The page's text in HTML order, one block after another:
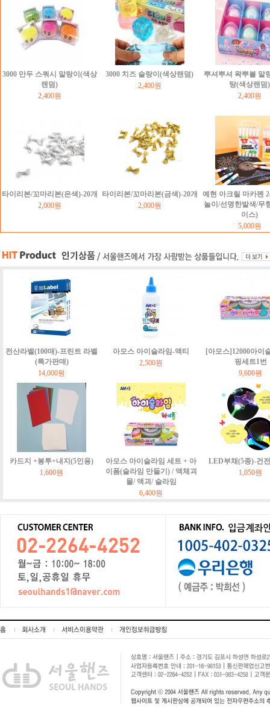
3000 만두 스쿼시 말랑이(색상
랜덤)
2,400원
3000 치즈 슬랑이(색상랜덤)
2,400원
뿌셔뿌셔 왁뿌볼 말
탕(색상랜덤)
2,400원
타이리본/꼬마리본(은색)-20개
2,000원
타이리본/꼬마리본(금색)-20개
2,000원
예현 아크릴 마카펜
놀이/선명한발색/무
이스)
5,000원
전산라벨(100매)-프린트 라벨
(특가판매)
14,000원
아모스 아이슬라임-액티
2,500원
[아모스]12000아이
핑세트1번
9,600원
카드지 +봉투+내지(5인용)
1,600원
아모스 아이슬라임 세트 + 아
이폼(슬라임 만들기) / 액체괴
물/ 액괴/ 슬라임
6,400원
LED부채(5종)-건
1,050원